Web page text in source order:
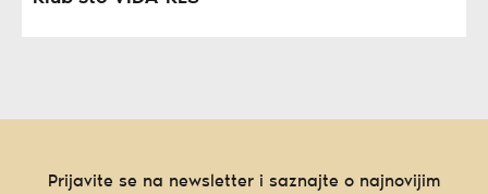
Prijavite se na newsletter i saznajte o najnovijim